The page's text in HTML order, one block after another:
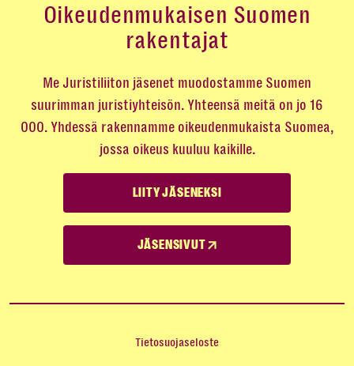
Oikeudenmukaisen Suomen
rakentajat
Me Juristiliiton jäsenet muodostamme Suomen
suurimman juristiyhteisön. Yhteensä meitä on jo 16
000. Yhdessä rakennamme oikeudenmukaista Suomea,
jossa oikeus kuuluu kaikille.
LIITY JÄSENEKSI
JÄSENSIVUT
Tietosuojaseloste